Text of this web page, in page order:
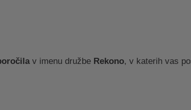
v imenu družbe Rekono, v katerih vas